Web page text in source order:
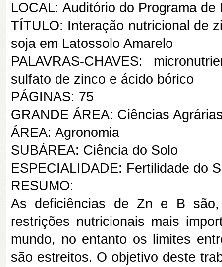
LOCAL: Auditório do Programa
TÍTULO: Interação nutricional de
soja em Latossolo Amarelo
PALAVRAS-CHAVES:
sulfato de zinco e ácido bórico
PÁGINAS: 75
GRANDE ÁREA: Ciências
ÁREA: Agronomia
SUBÁREA: Ciência do Solo
ESPECIALIDADE: Fertilidade do
RESUMO:
As deficiências de Zn e B são,
restrições nutricionais mais
mundo, no entanto os limites
são estreitos. O objetivo deste